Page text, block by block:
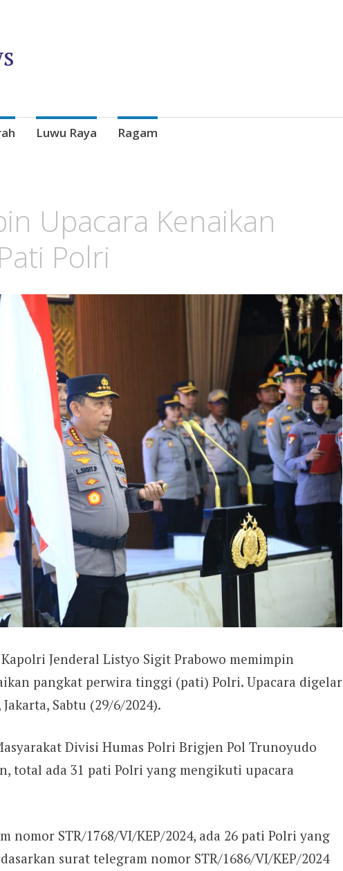
Luwu Raya Ragam
Upacara Kenaikan
Polri
Jenderal Listyo Sigit Prabowo memimpin
pangkat perwira tinggi (pati) Polri. Upacara digelar
Sabtu (29/6/2024).
Divisi Humas Polri Brigjen Pol Trunoyudo
total ada 31 pati Polri yang mengikuti upacara
nomor STR/1768/VI/KEP/2024, ada 26 pati Polri yang
surat telegram nomor STR/1686/VI/KEP/2024